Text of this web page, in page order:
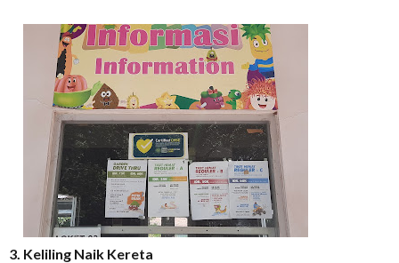
3. Keliling Naik Kereta